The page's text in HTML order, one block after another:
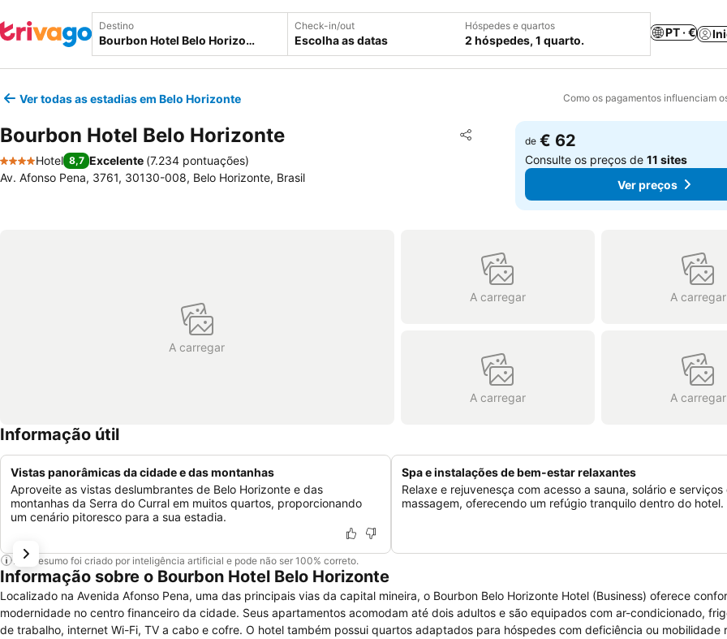
Destino Check-in/out
Escolha as datas
Hóspedes e quartos
2 hóspedes, 1 quarto.
PT · €
Ver todas as estadias em Belo Horizonte Como os pagamentos influenciam
Bourbon Hotel Belo Horizonte Partilhar
Adicionar aos favoritos
4 Estrelas
Hotel 8,7 Excelente (7.234 pontuações)
Av. Afonso Pena, 3761, 30130-008, Belo Horizonte, Brasil
de € 62
Consulte os preços de11 sites
Ver preços
A carregar
A carregar A carregar
A carregar A carregar
Informação útil
Vistas panorâmicas da cidade e das montanhas
Aproveite as vistas deslumbrantes de Belo Horizonte e das
montanhas da Serra do Curral em muitos quartos, proporcionando
um cenário pitoresco para a sua estadia.
Spa e instalações de bem-estar relaxantes
Relaxe e rejuvenesça com acesso a sauna, solário e serviços
massagem, oferecendo um refúgio tranquilo dentro do hotel.
Este resumo foi criado por inteligência artificial e pode não ser 100% correto.
Informação sobre o Bourbon Hotel Belo Horizonte
Localizado na Avenida Afonso Pena, uma das principais vias da capital mineira, o Bourbon Belo Horizonte Hotel (Business) oferece
modernidade no centro financeiro da cidade. Seus apartamentos acomodam até dois adultos e são equipados com ar-condicionado, frigobar, mesa
de trabalho, internet Wi-Fi, TV a cabo e cofre. O hotel também possui quartos adaptados para hóspedes com deficiência ou mobilidade